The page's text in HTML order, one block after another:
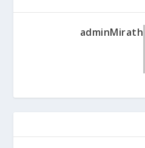
adminMirath